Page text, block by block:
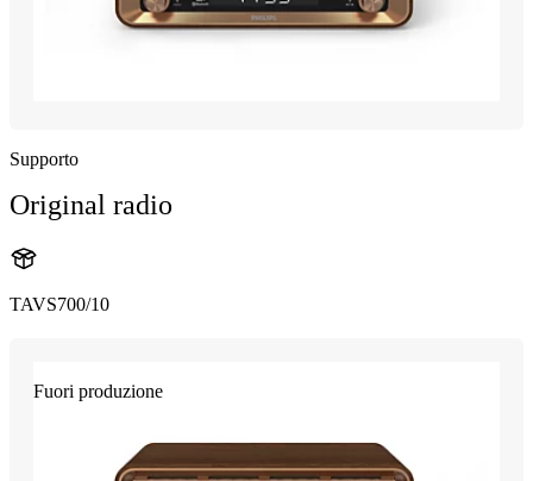
Supporto
Original radio
TAVS700/10
Fuori produzione